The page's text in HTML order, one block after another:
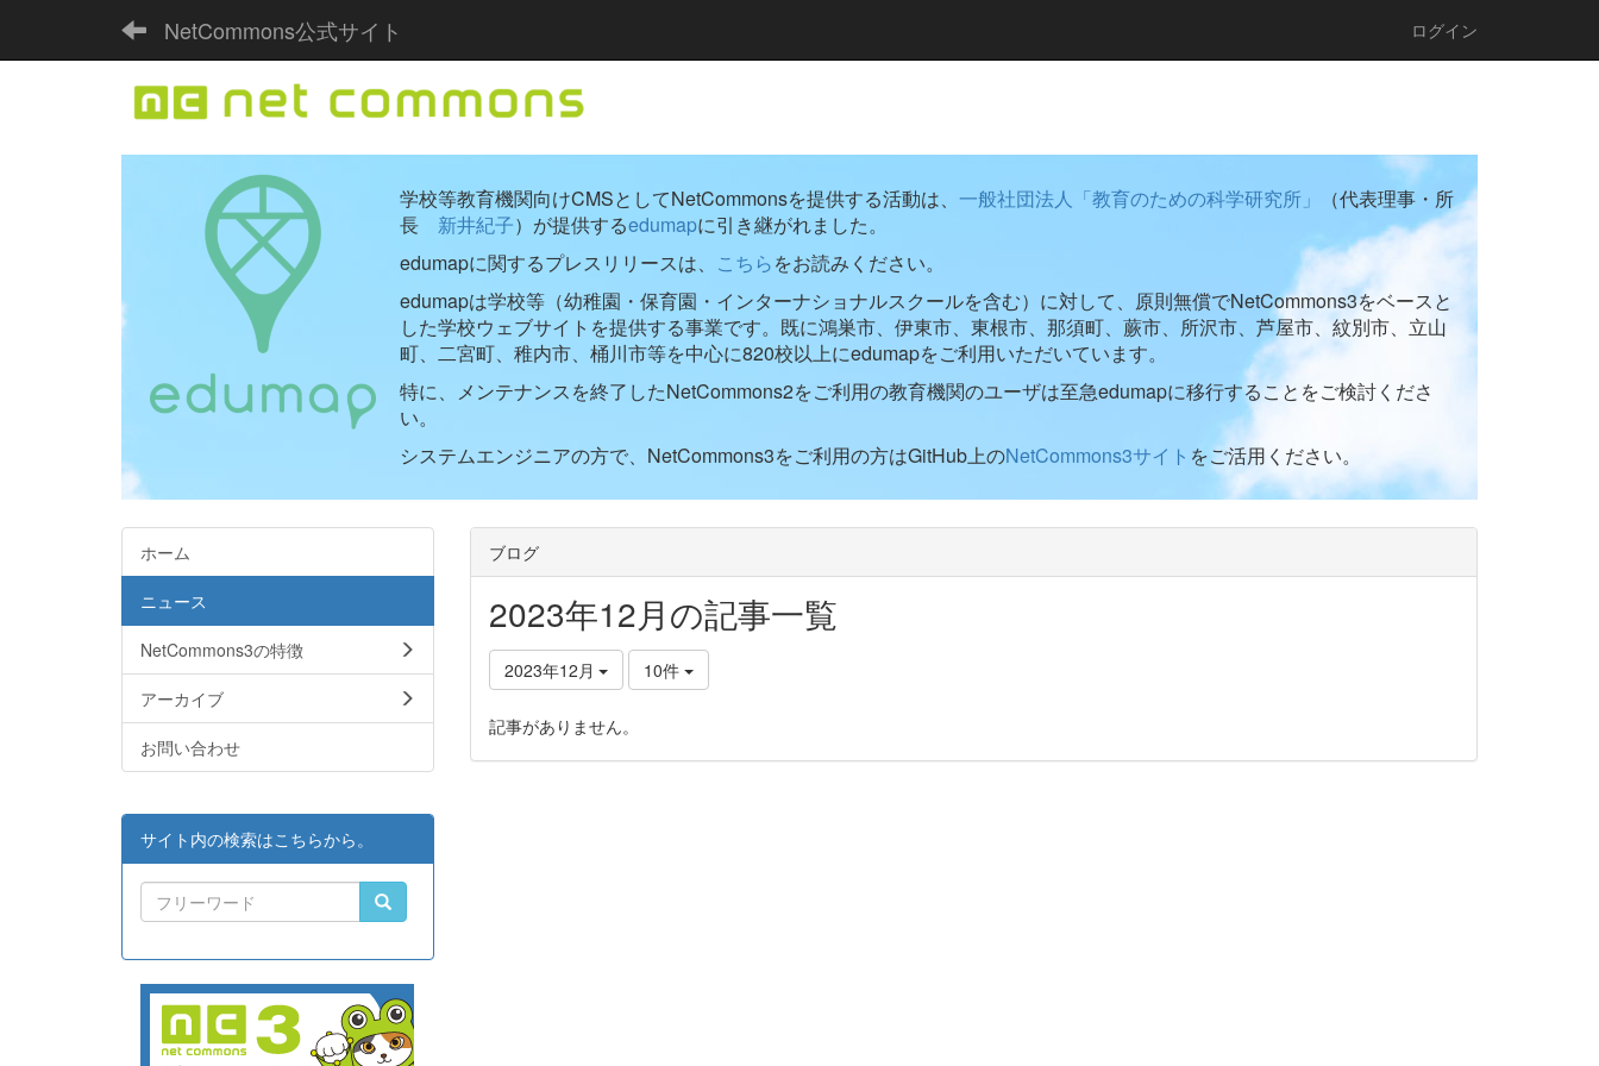
NetCommons公式サイト ログイン
学校等教育機関向けCMSとしてNetCommonsを提供する活動は、 一般社団法人「教育のための科学研究所」
（代表理事・所
長 新井紀子）が提供するedumapに引き継がれました。
edumapに関するプレスリリースは、 こちらをお読みください。
edumapは学校等（幼稚園・保育園・インターナショナルスクールを含む）に対して、原則無償でNetCommons3をベースと
した学校ウェブサイトを提供する事業です。既に鴻巣市、伊東市、東根市、那須町、蕨市、所沢市、芦屋市、紋別市、立山
町、二宮町、稚内市、桶川市等を中心に820校以上にedumapをご利用いただいています。
特に、メンテナンスを終了したNetCommons2をご利用の教育機関のユーザは至急edumapに移行することをご検討くださ
い。
システムエンジニアの方で、NetCommons3をご利用の方はGitHub上のNetCommons3サイト をご活用ください。
ブログ
2023年12月の記事一覧
2023年12月 10件
記事がありません。
ホーム
ニュース
NetCommons3の特徴
アーカイブ
お問い合わせ
サイト内の検索はこちらから。